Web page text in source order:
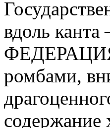
вдоль
ромбами,
содержание